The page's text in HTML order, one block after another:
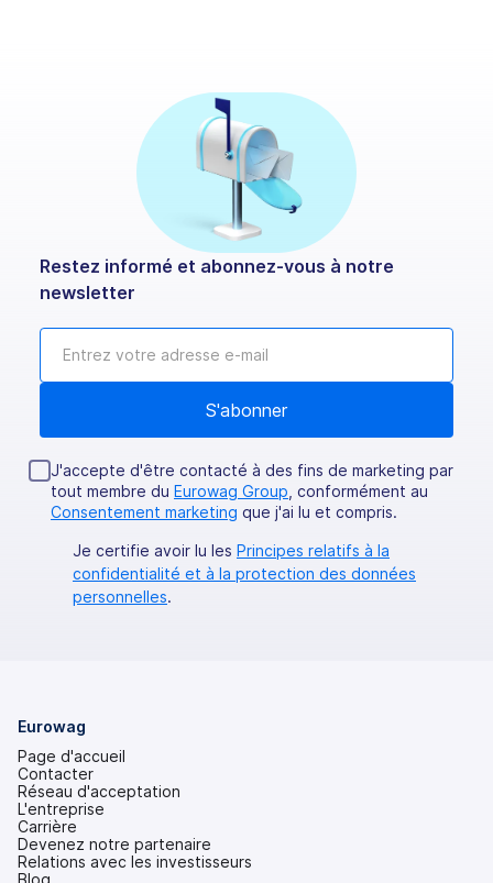
Restez informé et abonnez-vous à notre
newsletter
J'accepte d'être contacté à des fins de marketing par
tout membre du Eurowag Group , conformément au
Consentement marketing que j'ai lu et compris.
Je certifie avoir lu les Principes relatifs à la
confidentialité et à la protection des données
personnelles.
Eurowag
Page d'accueil
Contacter
Réseau d'acceptation
L'entreprise
Carrière
Devenez notre partenaire
Relations avec les investisseurs
(s'ouvre
Blog